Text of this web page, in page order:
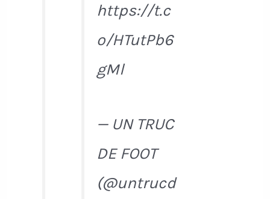
https://t.c
o/HTutPb6
gMl
— UN TRUC
DE FOOT
(@untrucd